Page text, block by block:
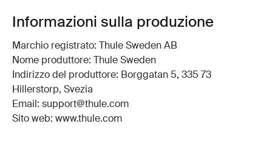
Informazioni sulla produzione
Marchio registrato: Thule Sweden AB
Nome produttore: Thule Sweden
Indirizzo del produttore: Borggatan 5, 335 73
Hillerstorp, Svezia
Email: support@thule.com
Sito web: www.thule.com